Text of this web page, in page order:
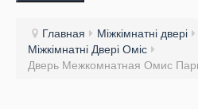
Главная
Міжкімнатні двері
Міжкімнатні Двері Оміс
Дверь Межкомнатная Омис